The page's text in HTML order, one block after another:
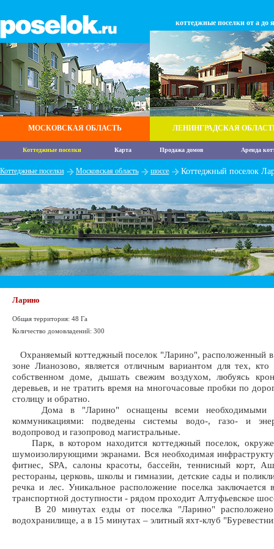
МОСКОВСКАЯ ОБЛАСТЬ
коттеджные поселки от а до я
ЛЕНИНГРАДСКАЯ
Коттеджные поселки Карта Продажа домов Аренда
Коттеджные поселки Московская область шоссе Коттеджный поселок
Ларино
Общая территория: 48 Га
Количество домовладений: 300
Охраняемый коттеджный поселок "Ларино", расположенный в
зоне Лианозово, является отличным вариантом для тех,
собственном доме, дышать свежим воздухом, любуясь
деревьев, и не тратить время на многочасовые пробки по
столицу и обратно.
Дома в "Ларино" оснащены всеми необходимыми
коммуникациями: подведены системы водо-, газо- и
водопровод и газопровод магистральные.
Парк, в котором находится коттеджный поселок,
шумоизолирующими экранами. Вся необходимая
фитнес, SPA, салоны красоты, бассейн, теннисный корт,
рестораны, церковь, школы и гимназии, детские сады и
речка и лес. Уникальное расположение поселка заключается
транспортной доступности - рядом проходит Алтуфьевское
В 20 минутах езды от поселка "Ларино" расположено
водохранилище, а в 15 минутах – элитный яхт-клуб